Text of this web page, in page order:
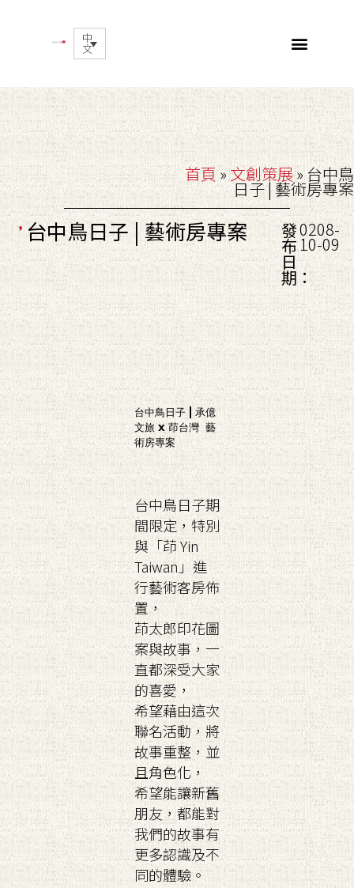
中
文
首頁»文創策展»台中鳥
日子 | 藝術房專案
台中鳥日子 | 藝術房專案 發
布
日
期：
0208-
10-09
台中鳥日子 | 承億
文旅 x 茚台灣 藝
術房專案
台中鳥日子期
間限定，特別
與「茚 Yin
Taiwan」進
行藝術客房佈
置，
茚太郎印花圖
案與故事，一
直都深受大家
的喜愛，
希望藉由這次
聯名活動，將
故事重整，並
且角色化，
希望能讓新舊
朋友，都能對
我們的故事有
更多認識及不
同的體驗。